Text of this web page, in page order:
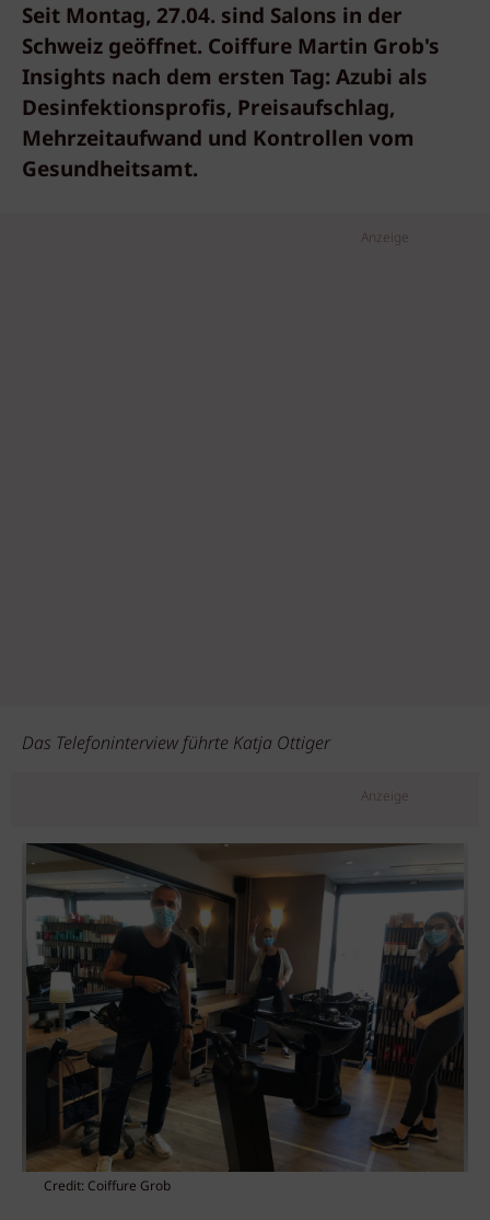
Seit Montag, 27.04. sind Salons in der
Schweiz geöffnet. Coiffure Martin Grob's
Insights nach dem ersten Tag: Azubi als
Desinfektionsprofis, Preisaufschlag,
Mehrzeitaufwand und Kontrollen vom
Gesundheitsamt.
Anzeige
Das Telefoninterview führte Katja Ottiger
Anzeige
Credit: Coiffure Grob